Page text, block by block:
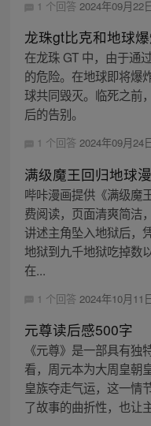
1 个回答 2024年09月22
龙珠gt比克和地球
在龙珠 GT 中，由于通
的危险。在地球即将爆
球共同毁灭。临死之前
后的告别。
1 个回答 2024年09月24
满级魔王回归地球
哔咔漫画提供《满级魔
费阅读，页面清爽简洁
讲述主角坠入地狱后，
地狱到九千地狱吃掉数
在...
1 个回答 2024年10月11
元尊读后感500字
《元尊》是一部具有
看，周元本为大周皇朝
皇族夺走气运，这一情
了故事的曲折性，也让